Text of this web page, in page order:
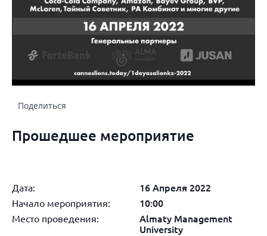
Поделиться
Прошедшее мероприятие
Дата:
16 Апреля 2022
Начало мероприятия:
10:00
Место проведения:
Almaty Management
University